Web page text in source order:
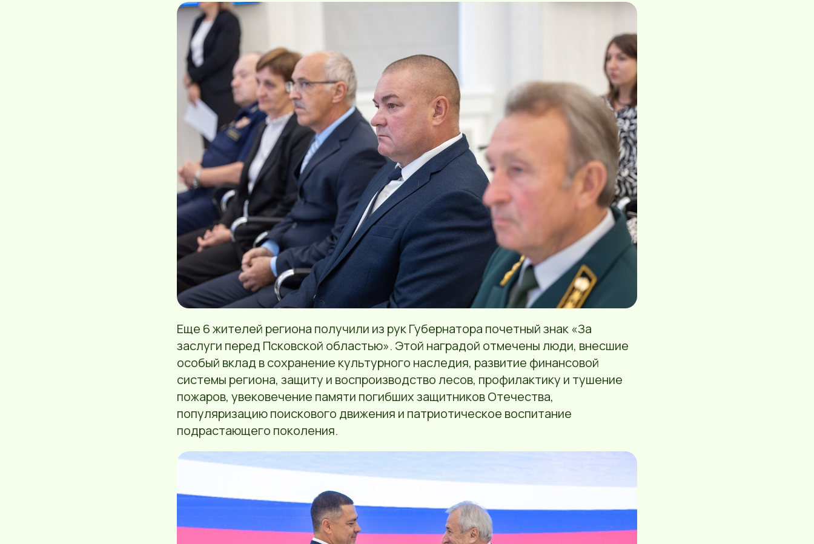
Еще 6 жителей региона получили из рук Губернатора почетный знак «За
заслуги перед Псковской областью». Этой наградой отмечены люди, внесшие
особый вклад в сохранение культурного наследия, развитие финансовой
системы региона, защиту и воспроизводство лесов, профилактику и тушение
пожаров, увековечение памяти погибших защитников Отечества,
популяризацию поискового движения и патриотическое воспитание
подрастающего поколения.